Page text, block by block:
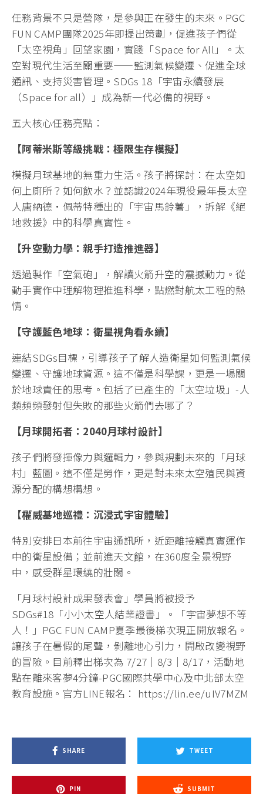
任務背景不只是營隊，是參與正在發生的未來。PGC
FUN CAMP團隊2025年即提出策劃，促進孩子們從
「太空視角」回望家園，實踐「Space for All」。太
空對現代生活至關重要——監測氣候變遷、促進全球
通訊、支持災害管理。SDGs 18「宇宙永續發展
（Space for all）」成為新一代必備的視野。
五大核心任務亮點：
【阿蒂米斯等級挑戰：極限生存模擬】
模擬月球基地的無重力生活。孩子將探討：在太空如
何上廁所？如何飲水？並認識2024年現役最年長太空
人唐納德·佩蒂特種出的「宇宙馬鈴薯」，拆解《絕
地救援》中的科學真實性。
【升空動力學：親手打造推進器】
透過製作「空氣砲」，解讀火箭升空的震撼動力。從
動手實作中理解物理推進科學，點燃對航太工程的熱
情。
【守護藍色地球：衛星視角看永續】
連結SDGs目標，引導孩子了解人造衛星如何監測氣候
變遷、守護地球資源。這不僅是科學課，更是一場關
於地球責任的思考。包括了已產生的「太空垃圾」-人
類頻頻發射但失敗的那些火箭們去哪了？
【月球開拓者：2040月球村設計】
孩子們將發揮像力與邏輯力，參與規劃未來的「月球
村」藍圖。這不僅是勞作，更是對未來太空殖民與資
源分配的構想構想。
【權威基地巡禮：沉浸式宇宙體驗】
特別安排日本前往宇宙通訊所，近距離接觸真實運作
中的衛星設備；並前進天文館，在360度全景視野
中，感受群星環繞的壯闊。
「月球村設計成果發表會」學員將被授予
SDGs#18「小小太空人結業證書」。「宇宙夢想不等
人！」PGC FUN CAMP夏季最後梯次現正開放報名。
讓孩子在暑假的尾聲，剝離地心引力，開啟改變視野
的冒險。目前釋出梯次為 7/27｜8/3｜8/17，活動地
點在離來客夢4分鐘-PGC國際共學中心及中北部太空
教育設施。官方LINE報名： https://lin.ee/uIV7MZM
SHARE TWEET
PIN SUBMIT